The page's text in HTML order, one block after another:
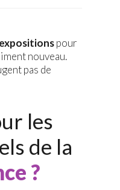
pour
nouveau.
pas de
les
de la
?